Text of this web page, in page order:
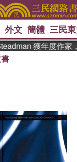
暑
偉大的迷走神經
外文 簡體 三民
獲年度作家